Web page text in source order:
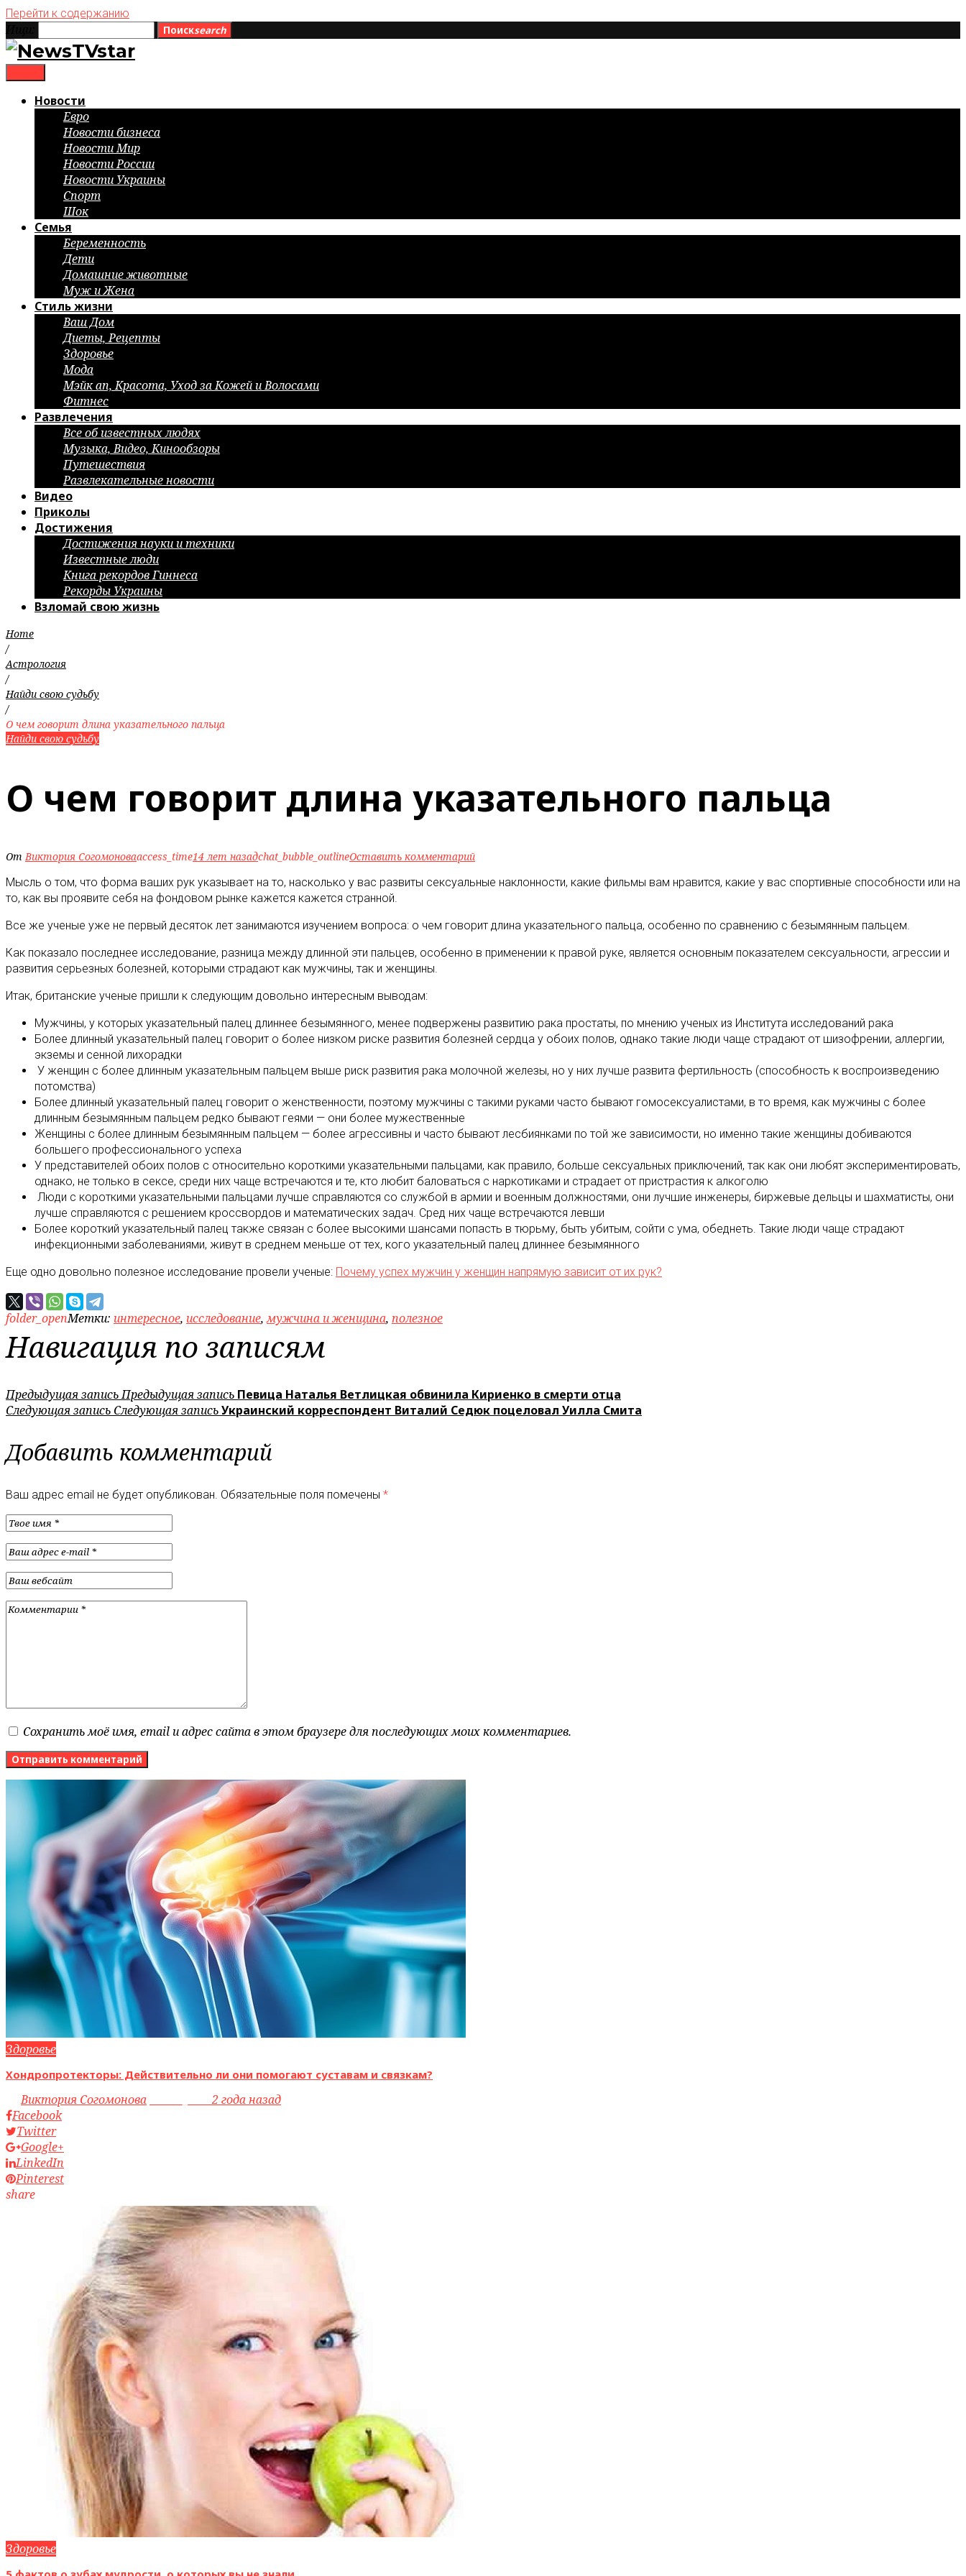
Перейти к содержанию
Поискsearch
Новости
Евро
Новости бизнеса
Новости Мир
Новости России
Новости Украины
Спорт
Шок
Семья
Беременность
Дети
Домашние животные
Муж и Жена
Стиль жизни
Ваш Дом
Диеты, Рецепты
Здоровье
Мода
Мэйк ап, Красота, Уход за Кожей и Волосами
Фитнес
Развлечения
Все об известных людях
Музыка, Видео, Кинообзоры
Путешествия
Развлекательные новости
Видео
Приколы
Достижения
Достижения науки и техники
Известные люди
Книга рекордов Гиннеса
Рекорды Украины
Взломай свою жизнь
Home
/
Астрология
/
Найди свою судьбу
/
О чем говорит длина указательного пальца
Найди свою судьбу
О чем говорит длина указательного пальца
ОтВиктория Согомоноваaccess_time14 лет назадchat_bubble_outlineОставить комментарий
Мысль о том, что форма ваших рук указывает на то, насколько у вас развиты сексуальные наклонности, какие фильмы вам нравится, какие у вас спортивные способности или на
то, как вы проявите себя на фондовом рынке кажется кажется странной.
Все же ученые уже не первый десяток лет занимаются изучением вопроса: о чем говорит длина указательного пальца, особенно по сравнению с безымянным пальцем.
Как показало последнее исследование, разница между длинной эти пальцев, особенно в применении к правой руке, является основным показателем сексуальности, агрессии и
развития серьезных болезней, которыми страдают как мужчины, так и женщины.
Итак, британские ученые пришли к следующим довольно интересным выводам:
Мужчины, у которых указательный палец длиннее безымянного, менее подвержены развитию рака простаты, по мнению ученых из Института исследований рака
Более длинный указательный палец говорит о более низком риске развития болезней сердца у обоих полов, однако такие люди чаще страдают от шизофрении, аллергии,
экземы и сенной лихорадки
У женщин с более длинным указательным пальцем выше риск развития рака молочной железы, но у них лучше развита фертильность (способность к воспроизведению
потомства)
Более длинный указательный палец говорит о женственности, поэтому мужчины с такими руками часто бывают гомосексуалистами, в то время, как мужчины с более
длинным безымянным пальцем редко бывают геями — они более мужественные
Женщины с более длинным безымянным пальцем — более агрессивны и часто бывают лесбиянками по той же зависимости, но именно такие женщины добиваются
большего профессионального успеха
У представителей обоих полов с относительно короткими указательными пальцами, как правило, больше сексуальных приключений, так как они любят экспериментировать,
однако, не только в сексе, среди них чаще встречаются и те, кто любит баловаться с наркотиками и страдает от пристрастия к алкоголю
Люди с короткими указательными пальцами лучше справляются со службой в армии и военным должностями, они лучшие инженеры, биржевые дельцы и шахматисты, они
лучше справляются с решением кроссвордов и математических задач. Сред них чаще встречаются левши
Более короткий указательный палец также связан с более высокими шансами попасть в тюрьму, быть убитым, сойти с ума, обеднеть. Такие люди чаще страдают
инфекционными заболеваниями, живут в среднем меньше от тех, кого указательный палец длиннее безымянного
Еще одно довольно полезное исследование провели ученые: Почему успех мужчин у женщин напрямую зависит от их рук?
folder_openМетки: интересное, исследование,мужчина и женщина, полезное
Навигация по записям
Предыдущая записьПредыдущая запись Певица Наталья Ветлицкая обвинила Кириенко в смерти отца
Следующая запись Следующая записьУкраинский корреспондент Виталий Седюк поцеловал Уилла Смита
Добавить комментарий
Ваш адрес email не будет опубликован. Обязательные поля помечены *
Сохранить моё имя, email и адрес сайта в этом браузере для последующих моих комментариев.
Здоровье
Хондропротекторы: Действительно ли они помогают суставам и связкам?
byВиктория Согомонова access_time2 года назад
Facebook
Twitter
Google+
LinkedIn
Pinterest
share
Здоровье